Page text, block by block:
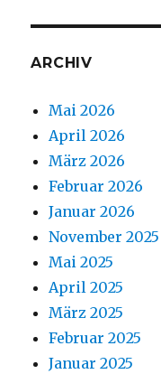
ARCHIV
Mai 2026
April 2026
März 2026
Februar 2026
Januar 2026
November 2025
Mai 2025
April 2025
März 2025
Februar 2025
Januar 2025